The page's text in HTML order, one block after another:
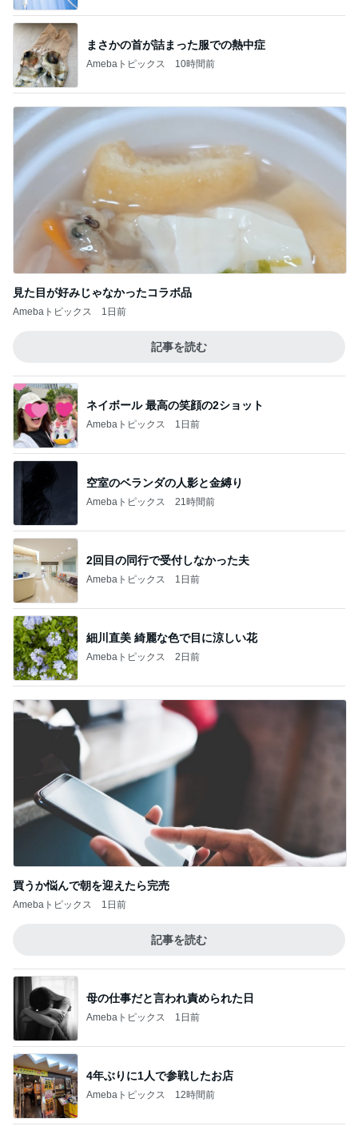
まさかの首が詰まった服での熱中症
Amebaトピックス 10時間前
見た目が好みじゃなかったコラボ品
Amebaトピックス 1日前
記事を読む
ネイボール 最高の笑顔の2ショット
Amebaトピックス 1日前
空室のベランダの人影と金縛り
Amebaトピックス 21時間前
2回目の同行で受付しなかった夫
Amebaトピックス 1日前
細川直美 綺麗な色で目に涼しい花
Amebaトピックス 2日前
買うか悩んで朝を迎えたら完売
Amebaトピックス 1日前
記事を読む
母の仕事だと言われ責められた日
Amebaトピックス 1日前
4年ぶりに1人で参戦したお店
Amebaトピックス 12時間前